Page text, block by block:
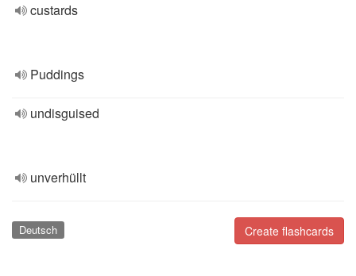
custards
Puddings
undisguised
unverhüllt
Create flashcards
Deutsch